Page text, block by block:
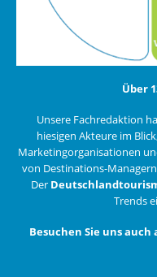
Über
Unsere Fachredaktion
hiesigen Akteure im
Marketingorganisationen
von Destinations-
Der
Trends
Besuchen Sie uns